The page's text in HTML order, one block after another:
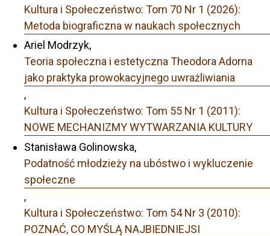
Kultura i Społeczeństwo: Tom 70 Nr 1 (2026):
Metoda biograficzna w naukach społecznych
Ariel Modrzyk,
Teoria społeczna i estetyczna Theodora Adorna
jako praktyka prowokacyjnego uwrażliwiania
,
Kultura i Społeczeństwo: Tom 55 Nr 1 (2011):
NOWE MECHANIZMY WYTWARZANIA KULTURY
Stanisława Golinowska,
Podatność młodzieży na ubóstwo i wykluczenie
społeczne
,
Kultura i Społeczeństwo: Tom 54 Nr 3 (2010):
POZNAĆ, CO MYŚLĄ NAJBIEDNIEJSI